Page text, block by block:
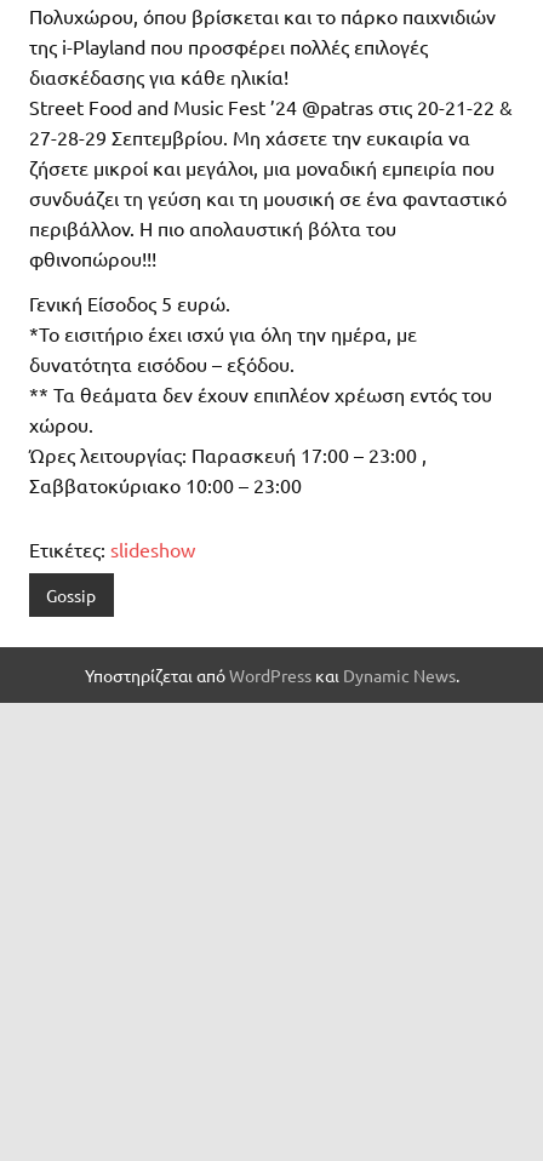
Πολυχώρου, όπου βρίσκεται και το πάρκο παιχνιδιών
της i-Playland που προσφέρει πολλές επιλογές
διασκέδασης για κάθε ηλικία!
Street Food and Music Fest ’24 @patras στις 20-21-22 &
27-28-29 Σεπτεμβρίου. Μη χάσετε την ευκαιρία να
ζήσετε μικροί και μεγάλοι, μια μοναδική εμπειρία που
συνδυάζει τη γεύση και τη μουσική σε ένα φανταστικό
περιβάλλον. Η πιο απολαυστική βόλτα του
φθινοπώρου!!!
Γενική Είσοδος 5 ευρώ.
*Το εισιτήριο έχει ισχύ για όλη την ημέρα, με
δυνατότητα εισόδου – εξόδου.
** Τα θεάματα δεν έχουν επιπλέον χρέωση εντός του
χώρου.
Ώρες λειτουργίας: Παρασκευή 17:00 – 23:00 ,
Σαββατοκύριακο 10:00 – 23:00
Ετικέτες: slideshow
Gossip
Υποστηρίζεται απόWordPressκαι Dynamic News.